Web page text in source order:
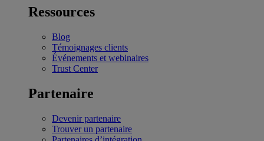
Ressources
Blog
Témoignages clients
Événements et webinaires
Trust Center
Partenaire
Devenir partenaire
Trouver un partenaire